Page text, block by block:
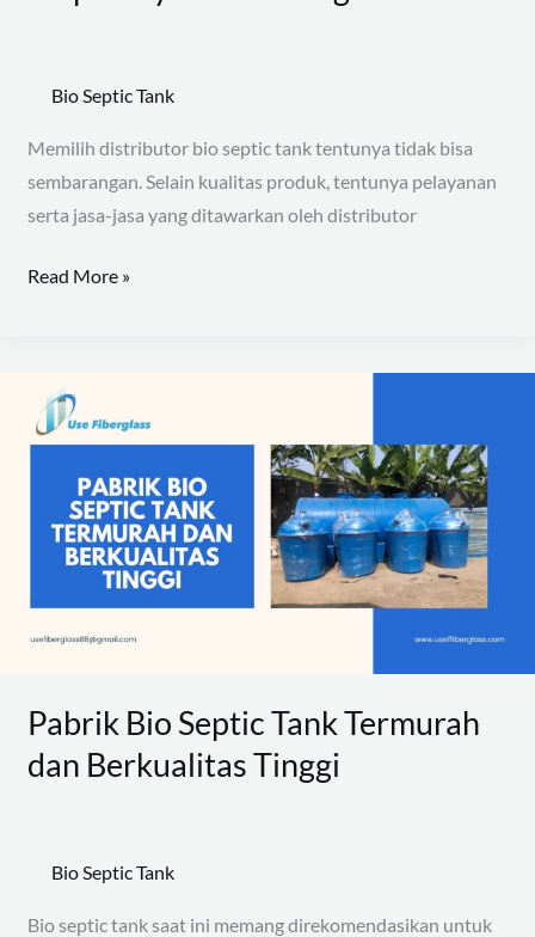
Bio Septic Tank
Memilih distributor bio septic tank tentunya tidak bisa
sembarangan. Selain kualitas produk, tentunya pelayanan
serta jasa-jasa yang ditawarkan oleh distributor
Read More »
Pabrik Bio Septic Tank Termurah
dan Berkualitas Tinggi
Bio Septic Tank
Bio septic tank saat ini memang direkomendasikan untuk
Pabrik
Bio
Termurah
Berkualitas